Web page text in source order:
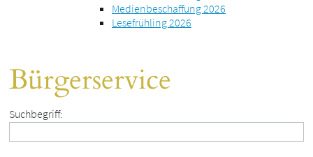
Medienbeschaffung 2026
Lesefrühling 2026
Bürgerservice
Suchbegriff: